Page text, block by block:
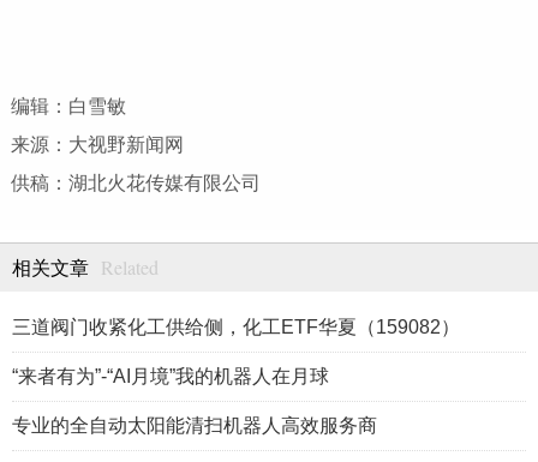
编辑：白雪敏
来源：大视野新闻网
供稿：湖北火花传媒有限公司
相关文章 Related
三道阀门收紧化工供给侧，化工ETF华夏（159082）
“来者有为”-“AI月境”我的机器人在月球
专业的全自动太阳能清扫机器人高效服务商